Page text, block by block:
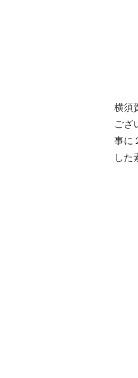
横須
ござ
事に
した